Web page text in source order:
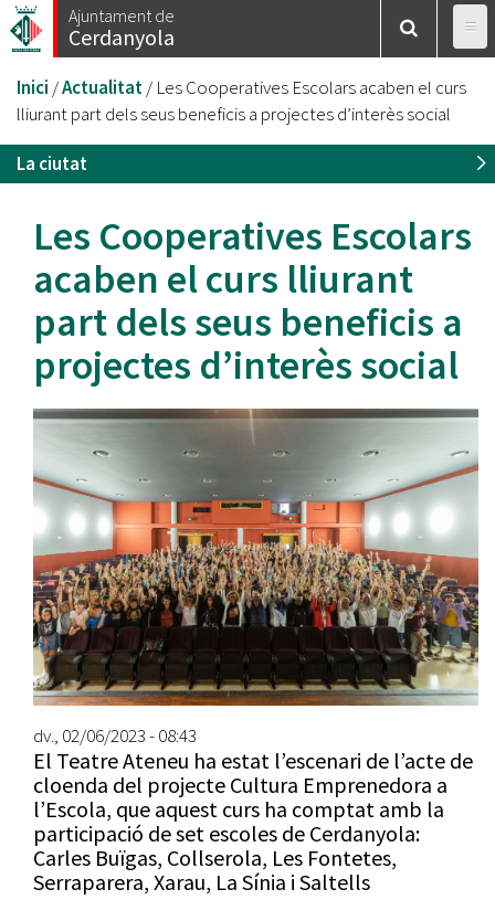
Vés
al
Ajuntament de
Cerdanyola
Esteu
aquí
Inici /Actualitat/ Les Cooperatives Escolars acaben el curs
lliurant part dels seus beneficis a projectes d’interès social
La ciutat
Les Cooperatives Escolars
acaben el curs lliurant
part dels seus beneficis a
projectes d’interès social
dv., 02/06/2023 - 08:43
El Teatre Ateneu ha estat l’escenari de l’acte de
cloenda del projecte Cultura Emprenedora a
l’Escola, que aquest curs ha comptat amb la
participació de set escoles de Cerdanyola:
Carles Buïgas, Collserola, Les Fontetes,
Serraparera, Xarau, La Sínia i Saltells